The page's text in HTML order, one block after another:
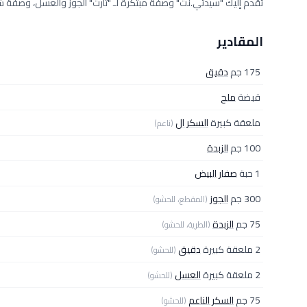
المقادير
175 جم
دقيق
قبضةملح
ملعقة كبيرةالسكر ال(ناعم)
100 جم
الزبدة
1 حبة
صفار البيض
300 جم
الجوز (المقطع، للحشو)
75 جم الزبدة(الطرية، للحشو)
2 ملعقة كبيرة دقيق(للحشو)
2 ملعقة كبيرة العسل(للحشو)
75 جم السكر الناعم(للحشو)